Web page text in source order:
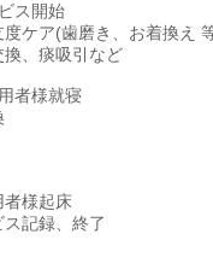
ビス開始
度ケア(歯磨き、お着換え
換、痰吸引など
者様就寝
様起床
記録、終了